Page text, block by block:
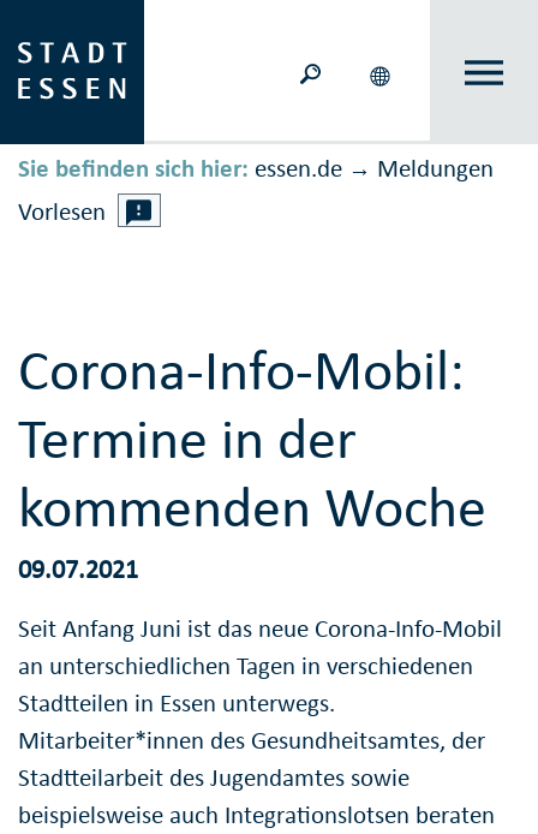
Sie befinden sich hier: essen.de → Meldungen
Vorlesen
Corona-Info-Mobil:
Termine in der
kommenden Woche
09.07.2021
Seit Anfang Juni ist das neue Corona-Info-Mobil
an unterschiedlichen Tagen in verschiedenen
Stadtteilen in Essen unterwegs.
Mitarbeiter*innen des Gesundheitsamtes, der
Stadtteilarbeit des Jugendamtes sowie
beispielsweise auch Integrationslotsen beraten